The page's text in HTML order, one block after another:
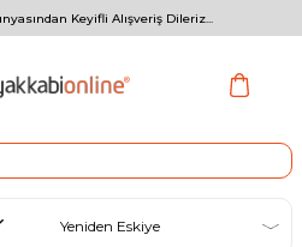
Keyifli Alışveriş Dileriz...